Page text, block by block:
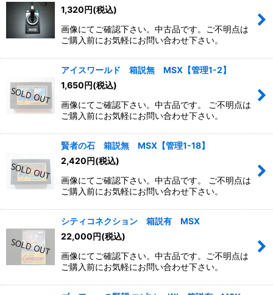
1,320円(税込)
画像にてご確認下さい。中古品です。ご不明点は
ご購入前にお気軽にお問い合わせ下さい。
アイスワールド 箱説無 MSX【管理1-2】
1,650円(税込)
画像にてご確認下さい。中古品です。 ご不明点は
ご購入前にお気軽にお問い合わせ下さい。
賢者の石 箱説無 MSX【管理1-18】
2,420円(税込)
画像にてご確認下さい。中古品です。 ご不明点は
ご購入前にお気軽にお問い合わせ下さい。
シティコネクション 箱説有 MSX
22,000円(税込)
画像にてご確認下さい。中古品です。ご不明点は
ご購入前にお気軽にお問い合わせ下さい。